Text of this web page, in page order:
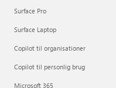
Surface Pro
Surface Laptop
Copilot til organisationer
Copilot til personlig brug
Microsoft 365